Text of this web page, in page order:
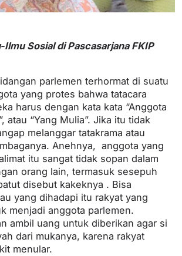
Ilmu Sosial di Pascasarjana FKIP
parlemen terhormat di suatu
yang protes bahwa tatacara
harus dengan kata kata “Anggota
atau “Yang Mulia”. Jika itu tidak
melanggar tatakrama atau
Anehnya, anggota yang
itu sangat tidak sopan dalam
orang lain, termasuk sesepuh
disebut kakeknya . Bisa
yang dihadapi itu rakyat yang
menjadi anggota parlemen.
ambil uang untuk diberikan agar si
dari mukanya, karena rakyat
menular.